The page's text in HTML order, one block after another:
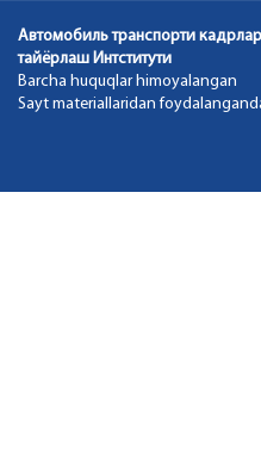
Автомобиль транспорти
тайёрлаш Интститути
Barcha huquqlar himoyalangan
Sayt materiallaridan